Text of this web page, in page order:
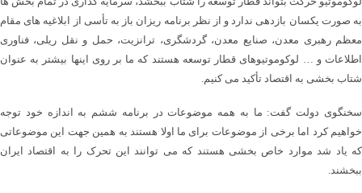
به صورت یکسان بازدهی ندارد و از نظر برنامه ریزان باز به تأسی از ابلاغیه های مقام
معظم رهبری معدن، صنایع معدن، گردشگری، ترانزیت، حمل و نقل ریلی، فناوری
اطلاعات و … لوکوموتیوهای قطار توسعه هستند که ما بر روی اینها بیشتر به عنوان
شتاب بخشی به اقتصاد تأکید می کنیم.
سخنگوی دولت گفت: ما به همه موضوعات در برنامه ششم به اندازه خود توجه
خواهیم کرد اما برخی از موضوعات برای ما اولا هستند به همین جهت این موضوعاتی
که یاد شد موارد خاص بخشی هستند که می توانند این تحرک را به اقتصاد ایران
ببخشند.